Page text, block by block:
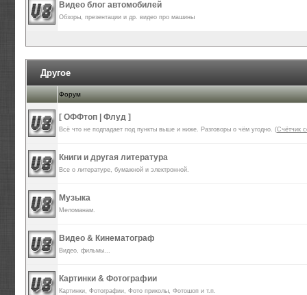
Видео блог автомобилей
Обзоры, презентации и др. видео про машины
Другое
Форум
[ ОФФтоп | Флуд ]
Всё что не подпадает под пункты выше и ниже. Разговоры о чём угодно. (Счётчик
Книги и другая литература
Все о литературе, бумажной и электронной.
Музыка
Меломанам.
Видео & Кинематограф
Видео, фильмы...
Картинки & Фотографии
Картинки, Фотографии, Фото приколы, Фотошоп и т.п.